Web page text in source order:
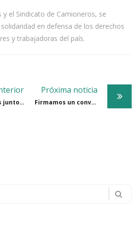
y el Sindicato de Camioneros, se
en defensa de los derechos
y trabajadoras del país.
¡Celebremos juntos el Día del Trabajador con unidad y esperanza!
Próxima noticia
Firmamos un convenio junto a Innova School Posadas y rubricado por el Consejo General de Educación de Misiones